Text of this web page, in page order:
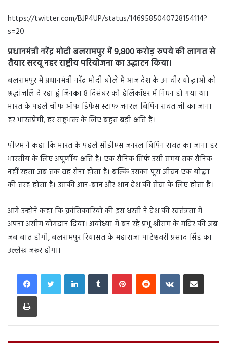
https://twitter.com/BJP4UP/status/1469585040728154114?
s=20
प्रधानमंत्री नरेंद्र मोदी बलरामपुर में 9,800 करोड़ रुपये की लागत से
तैयार सरयू नहर राष्ट्रीय परियोजना का उद्घाटन किया।
बलरामपुर में प्रधानमंत्री नरेंद्र मोदीबोले मैं आज देश के उन वीर योद्धाओं को
श्रद्धांजलि दे रहा हूं जिनका 8 दिसंबर को हेलिकॉप्टर में निधन हो गया था।
भारत के पहले चीफ ऑफ डिफेंस स्टाफ जनरल बिपिन रावत जी का जाना
हर भारतप्रेमी, हर राष्ट्रभक्त के लिए बहुत बड़ी क्षति है।
पीएम ने कहा कि भारत के पहले सीडीएस जनरल बिपिन रावत का जाना हर
भारतीय के लिए अपूर्णीय क्षति है। एक सैनिक सिर्फ उसी समय तक सैनिक
नहीं रहता जब तक वह सेना होता है। बल्कि उसका पूरा जीवन एक योद्धा
की तरह होता है। उसकी आन-बान और शान देश की सेवा के लिए होता है।
आगे उन्होनें कहा कि क्रांतिकारियों की इस धरती ने देश की स्वतंत्रता में
अपना असीम योगदान दिया। अयाेध्या में बन रहे प्रभु श्रीराम के मंदिर की जब
जब बात होगी, बलरामपुर रियासत के महाराजा पाटेश्ववरी प्रसाद सिंह का
उल्लेख जरूर होगा।
LinkedInTumblr PinterestReddit VKontakteShare via Email
Print